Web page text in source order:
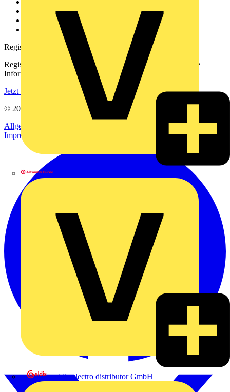
eldis electro distributor GmbH
Downloadbereich (PDFs)
Häufig gestellte Fragen
voltimum.com
Registrierung
Registrieren Sie sich kostenlos und erhalten Sie stets aktuelle
Informationen aus der Elektroindustrie.
Jetzt registrieren
© 2002-
Allgemeine Geschäftsbedingungen
Datenschutzerklärung
Impressum